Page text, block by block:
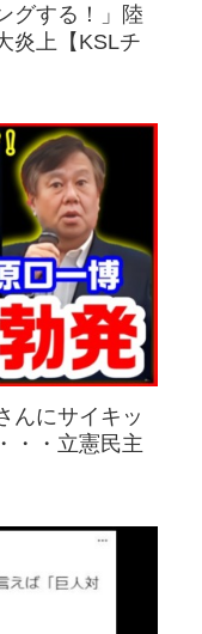
グする！」陸
炎上【KSLチ
んにサイキッ
・・立憲民主